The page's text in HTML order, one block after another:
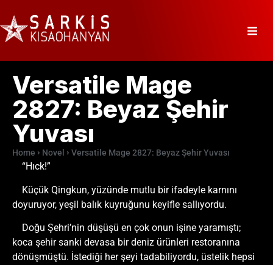
Versatile Mage
2827: Beyaz Şehir
Yuvası
Home Novel Versatile Mage 2827: Beyaz Şehir Yuvası
“Hıck!”
Küçük Qingkun, yüzünde mutlu bir ifadeyle karnını
doyuruyor, yeşil balık kuyruğunu keyifle sallıyordu.
Doğu Şehri’nin düşüşü en çok onun işine yaramıştı;
koca şehir sanki devasa bir deniz ürünleri restoranına
dönüşmüştü. İstediği her şeyi tadabiliyordu, üstelik hepsi